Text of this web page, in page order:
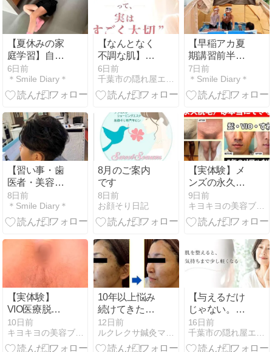
【夏休みの家
庭学習】自由
すぎる夫と、
逃げる娘との
知恵比べが始
6日前
＊Smile Diary＊
【なんとなく
不調な肌】を
やさしく整え
る美容
6日前
【早稲アカ夏
期講習前半終
了】息子の頑
張りに拍手！
母は8月の学
7日前
＊Smile Diary＊
【習い事・歯
医者・美容
院・ラーメ
ン】予定MAX
の土曜日！最
せチャージ
8日前
＊Smile Diary＊
8月のご案内
です
8日前
お顔そり日記
【実体験】メ
ンズの永久脱
毛は本当に可
能なのか？医
療・ニード
何年も使って
出した結論と
9日前
【実体験】
VIO医療脱毛
何回でツルツ
ルになる？リ
アルな経過と
10日前
10年以上悩み
続けてきた大
人ニキビから
の解放【静岡
市】
12日前
【与えるだけ
じゃない。肌
を整える時間
へ】
16日前